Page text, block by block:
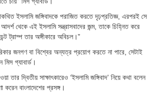
ইসলামি জঙ্গিবাদকে পরাজিত করতে দৃঢ়প্রতিজ্ঞ, এরপরই সে
থেকে এই ইসলামি সন্ত্রাসবাদের জন্ম, তাকে চিহ্নিত করে
ট্রাম্প তার অঙ্গীকারে অবিচল।”
জনগণ বা বিশ্বের অন্যত্র প্রয়োগ করতে না পারে, সেটাই
মিস গ্যাবার্ড।
তার দ্বিতীয় সাক্ষাৎকারেও ‘ইসলামি জঙ্গিবাদ’ নিয়ে কথা বলেন
বাংলাদেশের প্রসঙ্গ।